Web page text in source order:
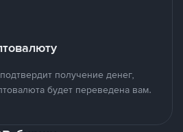
получение денег,
будет переведена вам.